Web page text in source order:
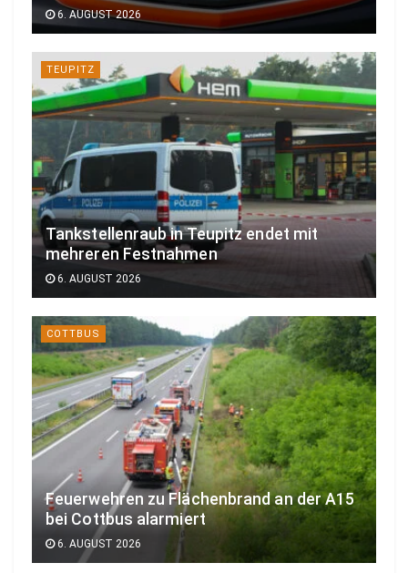
6. AUGUST 2026
TEUPITZ
Tankstellenraub in Teupitz endet mit
mehreren Festnahmen
6. AUGUST 2026
COTTBUS
Feuerwehren zu Flächenbrand an der A15
bei Cottbus alarmiert
6. AUGUST 2026